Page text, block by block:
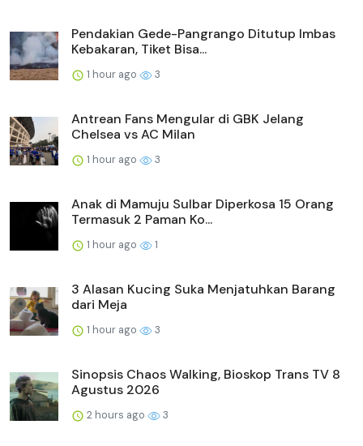
Pendakian Gede-Pangrango Ditutup Imbas
Kebakaran, Tiket Bisa...
1 hour ago 3
Antrean Fans Mengular di GBK Jelang
Chelsea vs AC Milan
1 hour ago 3
Anak di Mamuju Sulbar Diperkosa 15 Orang
Termasuk 2 Paman Ko...
1 hour ago 1
3 Alasan Kucing Suka Menjatuhkan Barang
dari Meja
1 hour ago 3
Sinopsis Chaos Walking, Bioskop Trans TV 8
Agustus 2026
2 hours ago 3